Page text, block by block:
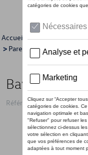
Accueil >Catalogue
> Pare-boue > Détail
Bavette
Référence: 5H9075111C